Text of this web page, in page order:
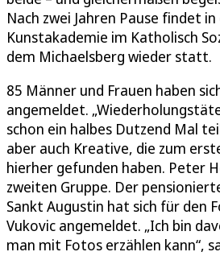
Nach zwei Jahren Pause findet
Kunstakademie im Katholisch
dem Michaelsberg wieder statt.
85 Männer und Frauen haben
angemeldet.
schon ein halbes Dutzend Mal
aber auch Kreative, die zum
hierher gefunden haben. Peter
zweiten Gruppe. Der
Sankt Augustin hat sich für den
Vukovic angemeldet. „Ich bin
man mit Fotos erzählen kann“,